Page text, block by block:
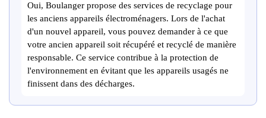
Oui, Boulanger propose des services de recyclage pour
les anciens appareils électroménagers. Lors de l'achat
d'un nouvel appareil, vous pouvez demander à ce que
votre ancien appareil soit récupéré et recyclé de manière
responsable. Ce service contribue à la protection de
l'environnement en évitant que les appareils usagés ne
finissent dans des décharges.